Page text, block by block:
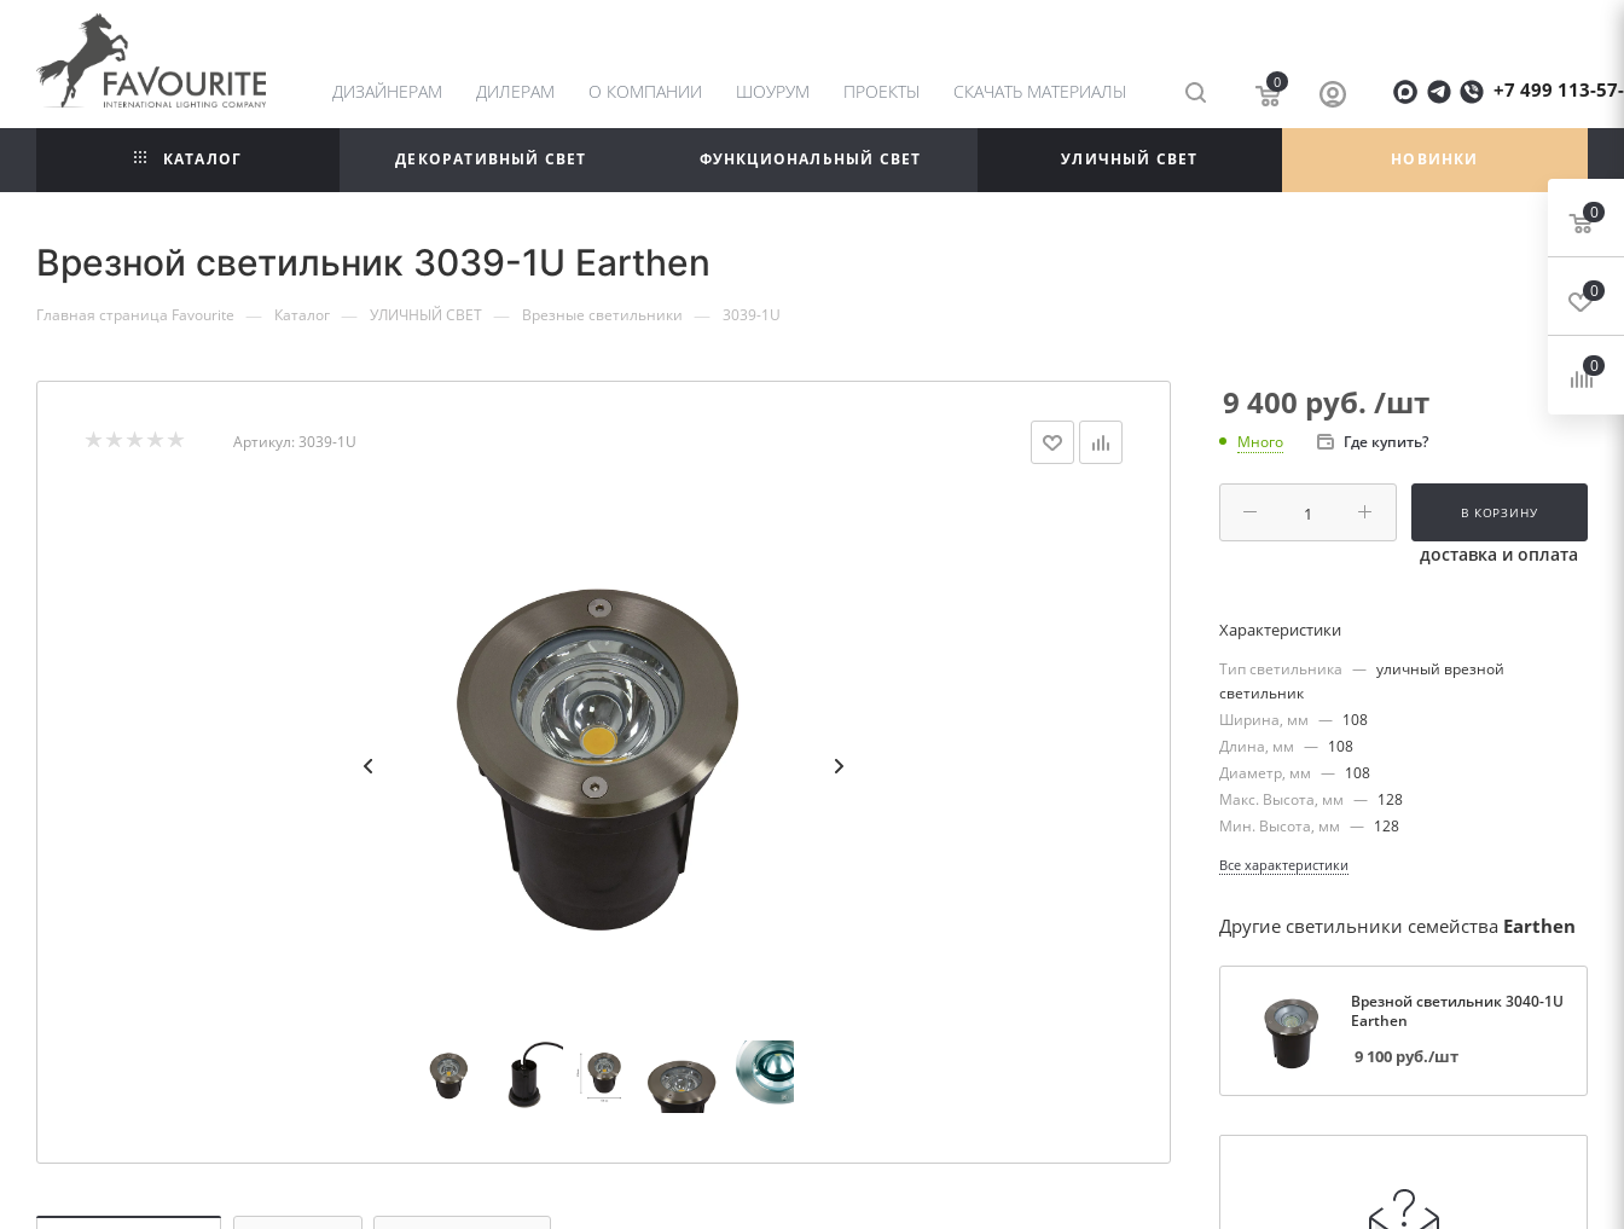
ДИЗАЙНЕРАМ ДИЛЕРАМ О КОМПАНИИ ШОУРУМ ПРОЕКТЫ СКАЧАТЬ МАТЕРИАЛЫ 0 +7 499 113-
КАТАЛОГ ДЕКОРАТИВНЫЙ СВЕТ ФУНКЦИОНАЛЬНЫЙ СВЕТ УЛИЧНЫЙ СВЕТ НОВИНКИ
Врезной светильник 3039-1U Earthen
Главная страница Favourite — Каталог — УЛИЧНЫЙ СВЕТ — Врезные светильники — 3039-1U
Артикул: 3039-1U
9 400 руб. /шт
Много Где купить?
В КОРЗИНУ
доставка и оплата
Характеристики
Тип светильника — уличный врезной
светильник
Ширина, мм — 108
Длина, мм — 108
Диаметр, мм — 108
Макс. Высота, мм — 128
Мин. Высота, мм — 128
Все характеристики
Другие светильники семейства Earthen
Врезной светильник 3040-1U
Earthen
9 100 руб./шт
0
0
0